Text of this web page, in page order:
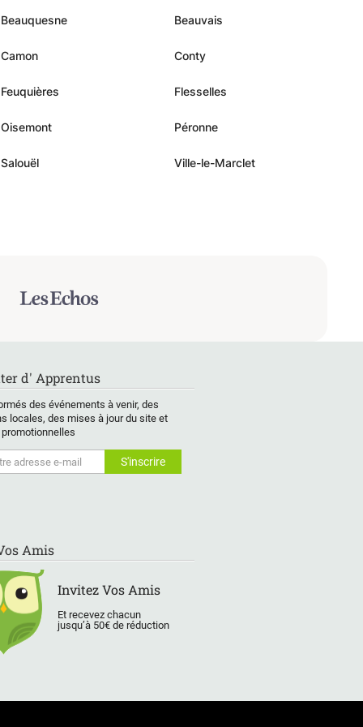
Beauquesne Beauvais
Camon Conty
Feuquières Flesselles
Oisemont Péronne
Salouël Ville-le-Marclet
d' Apprentus
des événements à venir, des
locales, des mises à jour du site et
Amis
Invitez Vos Amis
Et recevez chacun
jusqu’à 50€ de réduction